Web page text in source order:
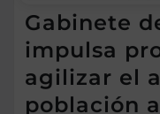
Gabinete
impulsa
agilizar el
población